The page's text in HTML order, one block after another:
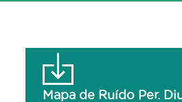
Mapa de Ruído Per.